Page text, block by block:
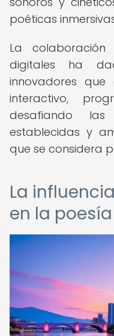
poéticas
La
digitales ha
innovadores que
interactivo,
desafiando las
establecidas y
que se considera
La
en la poesía